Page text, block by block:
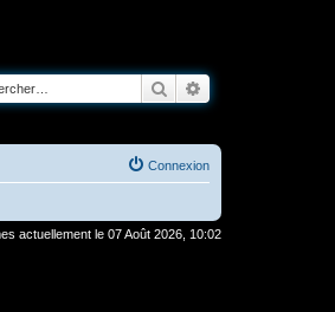
Rechercher
Connexion
actuellement le 07 Août 2026, 10:02